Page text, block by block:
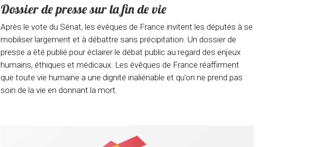
Dossier de presse sur la fin de vie
Après le vote du Sénat, les évêques de France invitent les députés à se
mobiliser largement et à débattre sans précipitation. Un dossier de
presse a été publié pour éclairer le débat public au regard des enjeux
humains, éthiques et médicaux. Les évêques de France réaffirment
que toute vie humaine a une dignité inaliénable et qu’on ne prend pas
soin de la vie en donnant la mort.